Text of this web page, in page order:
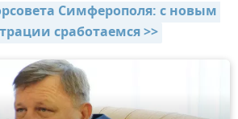
Симферополя: с новым
сработаемся >>